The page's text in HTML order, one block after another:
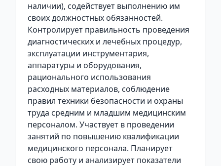
наличии), содействует выполнению им
своих должностных обязанностей.
Контролирует правильность проведения
диагностических и лечебных процедур,
эксплуатации инструментария,
аппаратуры и оборудования,
рационального использования
расходных материалов, соблюдение
правил техники безопасности и охраны
труда средним и младшим медицинским
персоналом. Участвует в проведении
занятий по повышению квалификации
медицинского персонала. Планирует
свою работу и анализирует показатели